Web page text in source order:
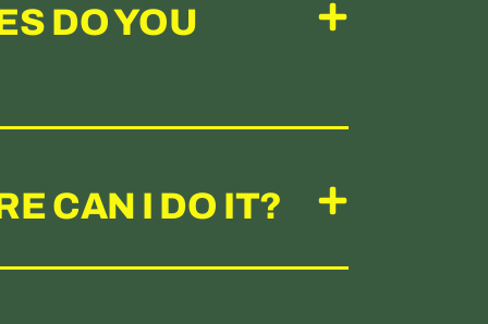
DO YOU
CAN I DO IT?